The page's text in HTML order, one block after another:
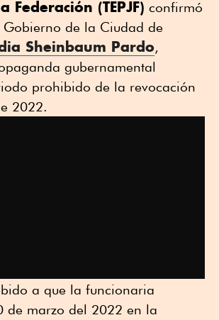
Federación (TEPJF) confirmó
de la Ciudad de
Sheinbaum Pardo,
gubernamental
prohibido de la revocación
2022.
a que la funcionaria
de marzo del 2022 en la